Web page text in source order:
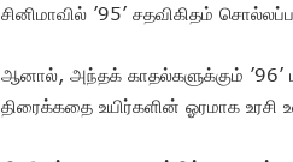
சினிமாவில் ’95’ சதவிகிதம்
ஆனால், அந்தக் காதல்களுக்கும் ’96’
திரைக்கதை உயிர்களின் ஓரமாக உரசி